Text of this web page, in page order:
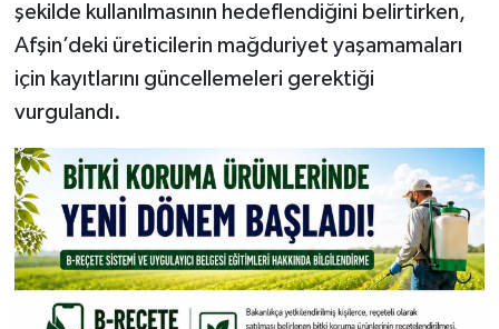
şekilde kullanılmasının hedeflendiğini belirtirken,
Afşin’deki üreticilerin mağduriyet yaşamamaları
için kayıtlarını güncellemeleri gerektiği
vurgulandı.